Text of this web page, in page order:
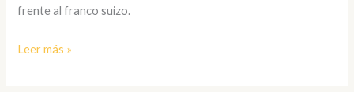
frente al franco suizo.
Leer más »